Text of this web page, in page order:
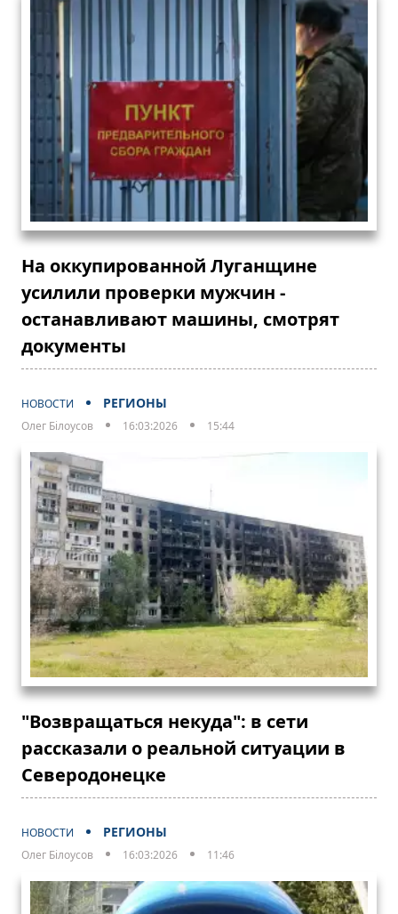
На оккупированной Луганщине
усилили проверки мужчин -
останавливают машины, смотрят
документы
НОВОСТИ РЕГИОНЫ
Олег Білоусов 16:03:2026 15:44
"Возвращаться некуда": в сети
рассказали о реальной ситуации в
Северодонецке
НОВОСТИ РЕГИОНЫ
Олег Білоусов 16:03:2026 11:46